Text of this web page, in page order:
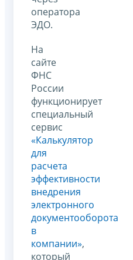
оператора
ЭДО.
На
сайте
ФНС
России
функционирует
специальный
сервис
«Калькулятор
для
расчета
эффективности
внедрения
электронного
документооборота
в
компании»,
который